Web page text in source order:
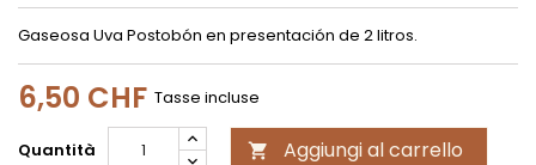
Gaseosa Uva Postobón en presentación de 2 litros.
6,50 CHF Tasse incluse
Quantità  Aggiungi al carrello